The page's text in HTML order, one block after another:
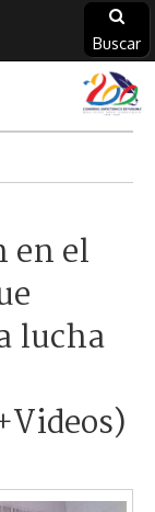
Buscar
en el
lucha